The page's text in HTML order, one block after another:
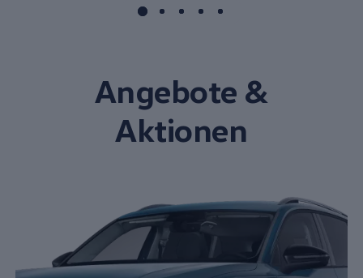
Angebote &
Aktionen